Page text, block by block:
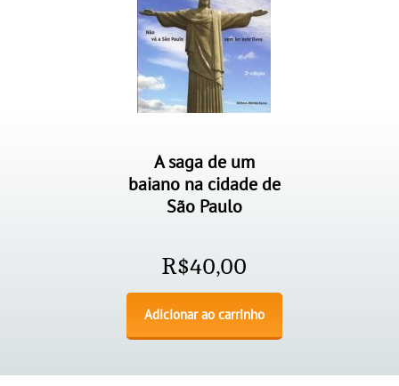
A saga de um
baiano na cidade de
São Paulo
R$40,00
Adicionar ao carrinho